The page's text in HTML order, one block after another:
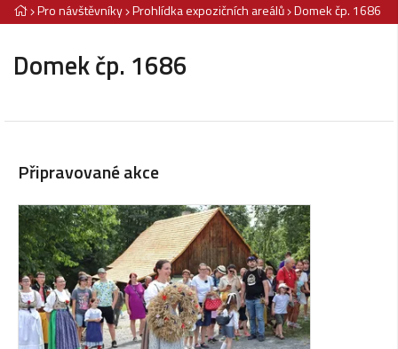
Pro návštěvníky Prohlídka expozičních areálů Domek čp. 1686
Domek čp. 1686
Připravované akce